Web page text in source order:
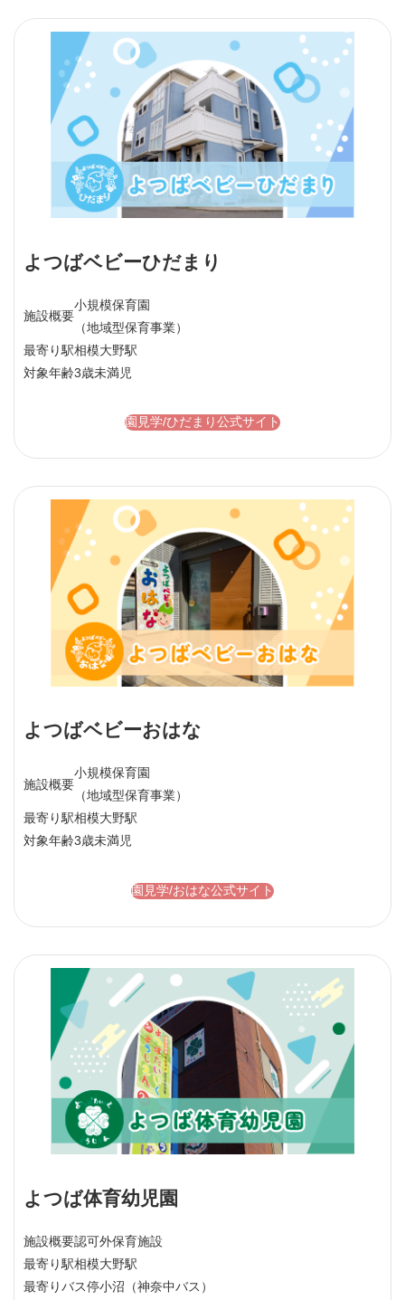
よつばベビーひだまり
施設概要
小規模保育園
（地域型保育事業）
最寄り駅相模大野駅
対象年齢3歳未満児
園見学/ひだまり公式サイト
よつばベビーおはな
施設概要
小規模保育園
（地域型保育事業）
最寄り駅相模大野駅
対象年齢3歳未満児
園見学/おはな公式サイト
よつば体育幼児園
施設概要認可外保育施設
最寄り駅相模大野駅
最寄りバス停小沼（神奈中バス）